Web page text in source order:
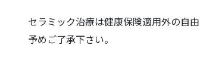
セラミック治療は健康保険適用外の自
予めご了承下さい。